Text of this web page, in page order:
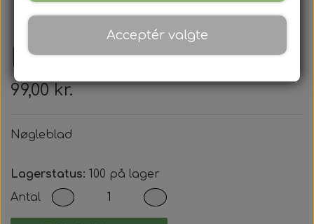
Nøgleblad
99,00 kr.
Nøgleblad
Lagerstatus: 100 på lager
Antal
Acceptér valgte